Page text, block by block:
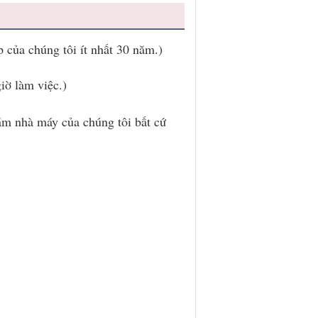
của chúng tôi ít nhất 30 năm.)
làm việc.)
nhà máy của chúng tôi bất cứ